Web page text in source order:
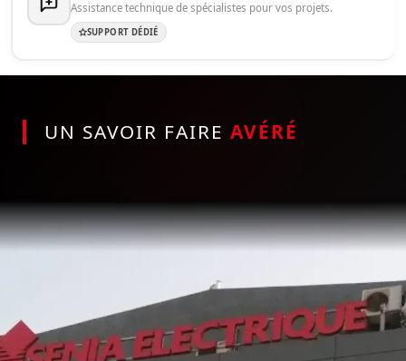
Assistance technique de spécialistes pour vos projets.
SUPPORT DÉDIÉ
UN SAVOIR FAIRE AVÉRÉ